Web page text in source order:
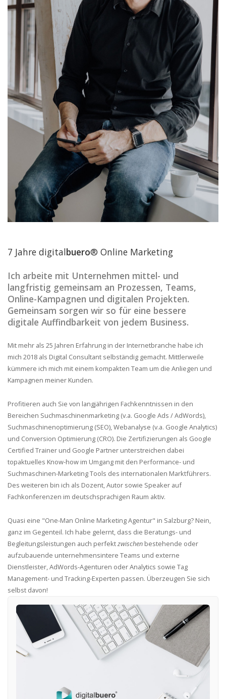
7 Jahre digitalbuero® Online Marketing
Ich arbeite mit Unternehmen mittel- und
langfristig gemeinsam an Prozessen, Teams,
Online-Kampagnen und digitalen Projekten.
Gemeinsam sorgen wir so für eine bessere
digitale Auffindbarkeit von jedem Business.
Mit mehr als 25 Jahren Erfahrung in der Internetbranche habe ich
mich 2018 als Digital Consultant selbständig gemacht. Mittlerweile
kümmere ich mich mit einem kompakten Team um die Anliegen und
Kampagnen meiner Kunden.
Profitieren auch Sie von langjährigen Fachkenntnissen in den
Bereichen Suchmaschinenmarketing (v.a. Google Ads / AdWords),
Suchmaschinenoptimierung (SEO), Webanalyse (v.a. Google Analytics)
und Conversion Optimierung (CRO). Die Zertifizierungen als Google
Certified Trainer und Google Partner unterstreichen dabei
topaktuelles Know-how im Umgang mit den Performance- und
Suchmaschinen-Marketing Tools des internationalen Marktführers.
Des weiteren bin ich als Dozent, Autor sowie Speaker auf
Fachkonferenzen im deutschsprachigen Raum aktiv.
Quasi eine "One-Man Online Marketing Agentur" in Salzburg? Nein,
ganz im Gegenteil. Ich habe gelernt, dass die Beratungs- und
Begleitungsleistungen auch perfektzwischen bestehende oder
aufzubauende unternehmensintere Teams und externe
Dienstleister, AdWords-Agenturen oder Analytics sowie Tag
Management- und Tracking-Experten passen. Überzeugen Sie sich
selbst davon!